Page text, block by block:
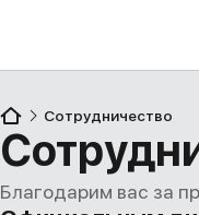
Сотрудничество
Благодарим вас за